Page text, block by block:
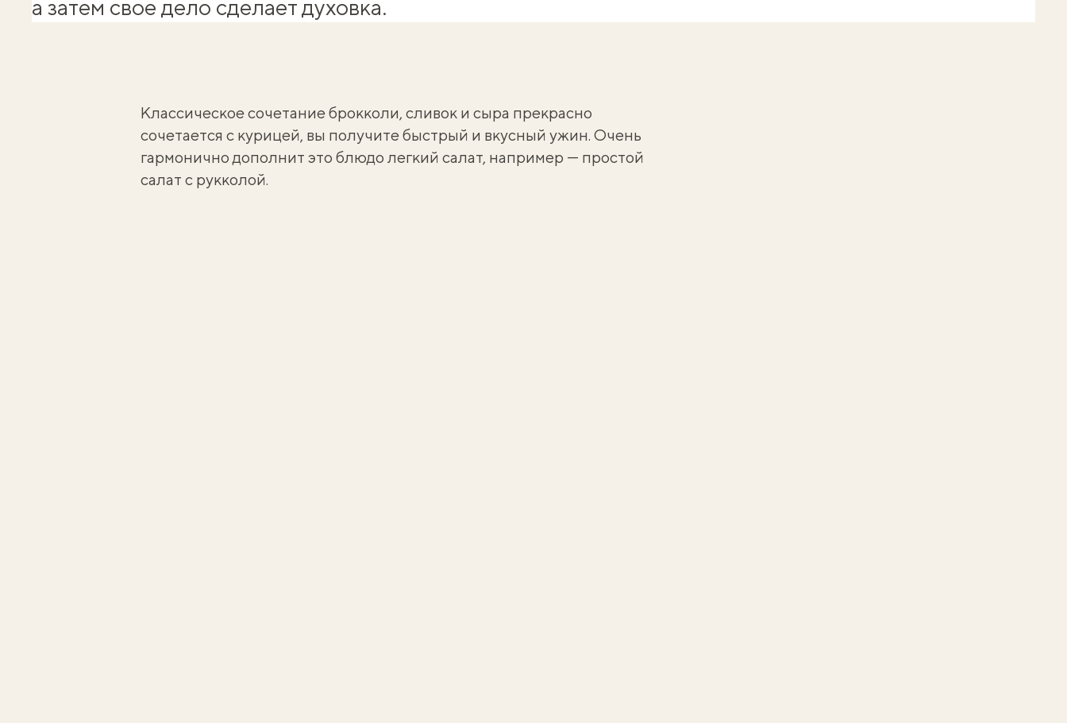
а затем свое дело сделает духовка.
Классическое сочетание брокколи, сливок и сыра прекрасно
сочетается с курицей, вы получите быстрый и вкусный ужин. Очень
гармонично дополнит это блюдо легкий салат, например — простой
салат с рукколой.